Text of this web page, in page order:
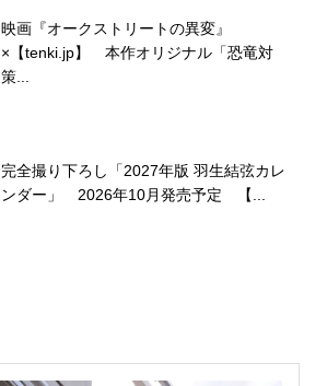
映画『オークストリートの異変』
×【tenki.jp】 本作オリジナル「恐竜対
策...
完全撮り下ろし「2027年版 羽生結弦カレ
ンダー」 2026年10月発売予定 【...